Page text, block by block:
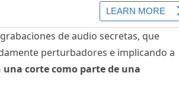
de audio secretas, que
perturbadores e implicando a
corte como parte de una